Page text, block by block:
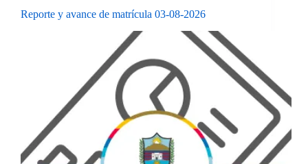
Reporte y avance de matrícula 03-08-2026